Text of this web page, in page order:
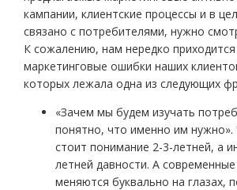
кампании, клиентские процессы и в
связано с потребителями, нужно
К сожалению, нам нередко приходится
маркетинговые ошибки наших
которых лежала одна из следующих
«Зачем мы будем изучать
понятно, что именно им нужно».
стоит понимание 2-3-летней, а
летней давности. А
меняются буквально на глазах,